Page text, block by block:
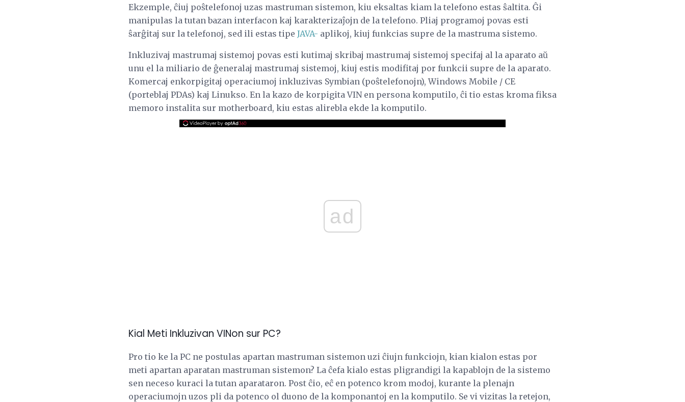
Ekzemple, ĉiuj poŝtelefonoj uzas mastruman sistemon, kiu eksaltas kiam la telefono estas ŝaltita. Ĝi
manipulas la tutan bazan interfacon kaj karakterizaĵojn de la telefono. Pliaj programoj povas esti
ŝarĝitaj sur la telefonoj, sed ili estas tipe JAVA- aplikoj, kiuj funkcias supre de la mastruma sistemo.
Inkluzivaj mastrumaj sistemoj povas esti kutimaj skribaj mastrumaj sistemoj specifaj al la aparato aŭ
unu el la miliario de ĝeneralaj mastrumaj sistemoj, kiuj estis modifitaj por funkcii supre de la aparato.
Komercaj enkorpigitaj operaciumoj inkluzivas Symbian (poŝtelefonojn), Windows Mobile / CE
(porteblaj PDAs) kaj Linukso. En la kazo de korpigita VIN en persona komputilo, ĉi tio estas kroma fiksa
memoro instalita sur motherboard, kiu estas alirebla ekde la komputilo.
ad
Kial Meti Inkluzivan VINon sur PC?
Pro tio ke la PC ne postulas apartan mastruman sistemon uzi ĉiujn funkciojn, kian kialon estas por
meti apartan aparatan mastruman sistemon? La ĉefa kialo estas pligrandigi la kapablojn de la sistemo
sen neceso kuraci la tutan aparataron. Post ĉio, eĉ en potenco krom modoj, kurante la plenajn
operaciumojn uzos pli da potenco ol duono de la komponantoj en la komputilo. Se vi vizitas la retejon,